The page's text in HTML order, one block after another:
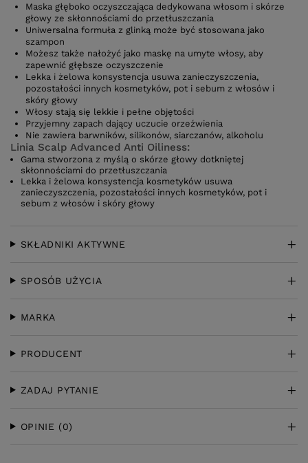
Maska głęboko oczyszczająca dedykowana włosom i skórze
głowy ze skłonnościami do przetłuszczania
Uniwersalna formuła z glinką może być stosowana jako
szampon
Możesz także nałożyć jako maskę na umyte włosy, aby
zapewnić głębsze oczyszczenie
Lekka i żelowa konsystencja usuwa zanieczyszczenia,
pozostałości innych kosmetyków, pot i sebum z włosów i
skóry głowy
Włosy stają się lekkie i pełne objętości
Przyjemny zapach dający uczucie orzeźwienia
Nie zawiera barwników, silikonów, siarczanów, alkoholu
Linia Scalp Advanced Anti Oiliness:
Gama stworzona z myślą o skórze głowy dotkniętej
skłonnościami do przetłuszczania
Lekka i żelowa konsystencja kosmetyków usuwa
zanieczyszczenia, pozostałości innych kosmetyków, pot i
sebum z włosów i skóry głowy
SKŁADNIKI AKTYWNE
SPOSÓB UŻYCIA
MARKA
PRODUCENT
ZADAJ PYTANIE
OPINIE (0)